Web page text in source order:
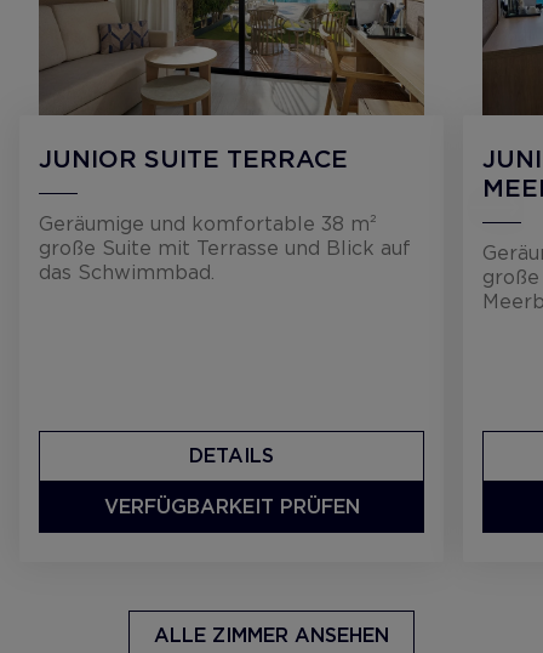
JUNIOR SUITE TERRACE
Geräumige und komfortable 38 m²
große Suite mit Terrasse und Blick auf
das Schwimmbad.
DETAILS
VERFÜGBARKEIT PRÜFEN
ALLE ZIMMER ANSEHEN